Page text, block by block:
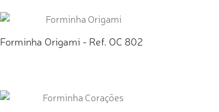
Forminha Origami - Ref. OC 802